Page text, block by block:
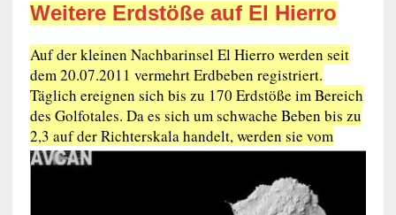
Weitere Erdstöße auf El Hierro
Auf der kleinen Nachbarinsel El Hierro werden seit
dem 20.07.2011 vermehrt Erdbeben registriert.
Täglich ereignen sich bis zu 170 Erdstöße im Bereich
des Golfotales. Da es sich um schwache Beben bis zu
2,3 auf der Richterskalahandelt, werden sie vom